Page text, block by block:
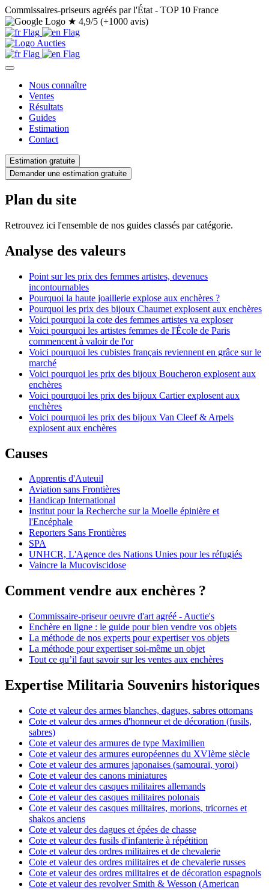
Commissaires-priseurs agréés par l'État - TOP 10 France
★ 4,9/5 (+1000 avis)
Nous connaître
Ventes
Résultats
Guides
Estimation
Contact
Estimation gratuite
Demander une estimation gratuite
Plan du site
Retrouvez ici l'ensemble de nos guides classés par catégorie.
Analyse des valeurs
Point sur les prix des femmes artistes, devenues
incontournables
Pourquoi la haute joaillerie explose aux enchères ?
Pourquoi les prix des bijoux Chaumet explosent aux enchères
Voici pourquoi la cote des femmes artistes va exploser
Voici pourquoi les artistes femmes de l'École de Paris
commencent à valoir de l'or
Voici pourquoi les cubistes français reviennent en grâce sur le
marché
Voici pourquoi les prix des bijoux Boucheron explosent aux
enchères
Voici pourquoi les prix des bijoux Cartier explosent aux
enchères
Voici pourquoi les prix des bijoux Van Cleef & Arpels
explosent aux enchères
Causes
Apprentis d'Auteuil
Aviation sans Frontières
Handicap International
Institut pour la Recherche sur la Moelle épinière et
l'Encéphale
Reporters Sans Frontières
SPA
UNHCR, L'Agence des Nations Unies pour les réfugiés
Vaincre la Mucoviscidose
Comment vendre aux enchères ?
Commissaire-priseur oeuvre d'art agréé - Auctie's
Enchère en ligne : le guide pour bien vendre vos objets
La méthode de nos experts pour expertiser vos objets
La méthode pour expertiser soi-même un objet
Tout ce qu’il faut savoir sur les ventes aux enchères
Expertise Militaria Souvenirs historiques
Cote et valeur des armes blanches, dagues, sabres ottomans
Cote et valeur des armes d'honneur et de décoration (fusils,
sabres)
Cote et valeur des armures de type Maximilien
Cote et valeur des armures européennes du XVIème siècle
Cote et valeur des armures japonaises (samouraï, yoroi)
Cote et valeur des canons miniatures
Cote et valeur des casques militaires allemands
Cote et valeur des casques militaires polonais
Cote et valeur des casques militaires, morions, tricornes et
shakos anciens
Cote et valeur des dagues et épées de chasse
Cote et valeur des fusils d'infanterie à répétition
Cote et valeur des ordres militaires et de chevalerie
Cote et valeur des ordres militaires et de chevalerie russes
Cote et valeur des ordres militaires et de décoration espagnols
Cote et valeur des revolver Smith & Wesson (American